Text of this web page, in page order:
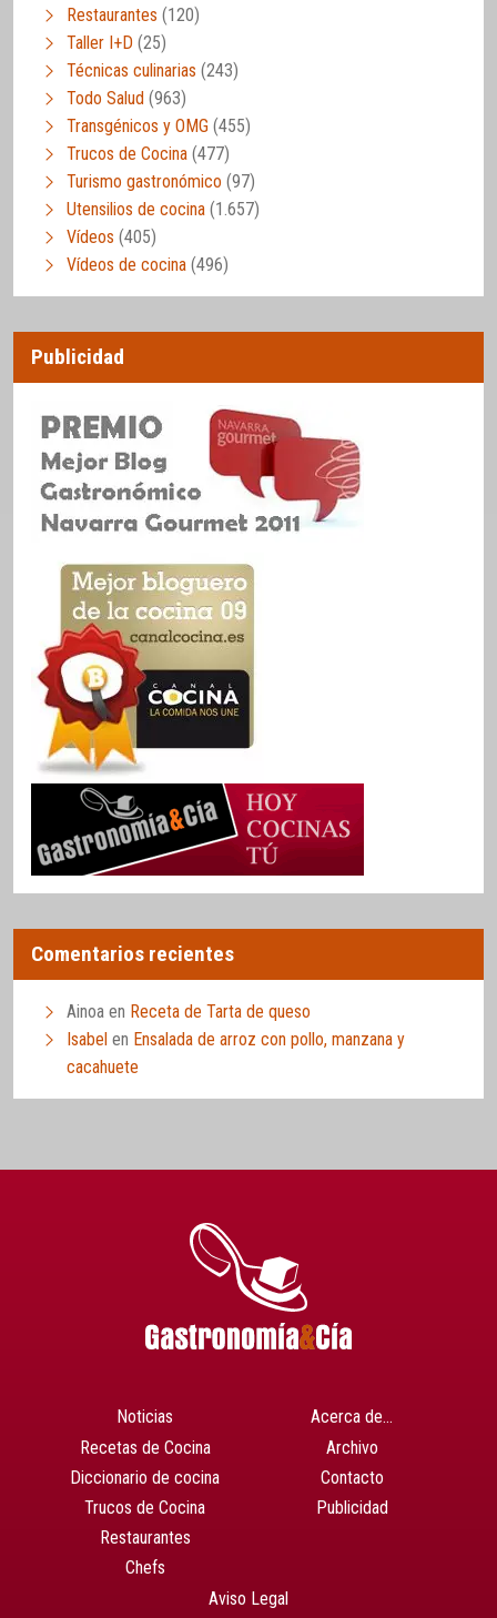
Restaurantes (120)
Taller I+D (25)
Técnicas culinarias (243)
Todo Salud (963)
Transgénicos y OMG (455)
Trucos de Cocina (477)
Turismo gastronómico (97)
Utensilios de cocina (1.657)
Vídeos (405)
Vídeos de cocina (496)
Publicidad
Comentarios recientes
Ainoa en Receta de Tarta de queso
Isabel en Ensalada de arroz con pollo, manzana y
cacahuete
Noticias
Recetas de Cocina
Diccionario de cocina
Trucos de Cocina
Restaurantes
Chefs
Acerca de…
Archivo
Contacto
Publicidad
Aviso Legal